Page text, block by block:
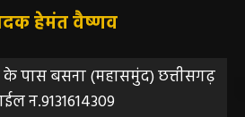
हेमंत वैष्णव
बसना (महासमुंद) छत्तीसगढ़
न.9131614309